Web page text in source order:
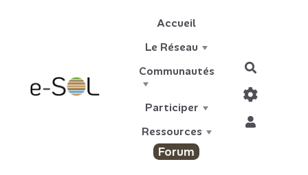
Accueil
Le Réseau
Communautés
Participer
Ressources
Forum